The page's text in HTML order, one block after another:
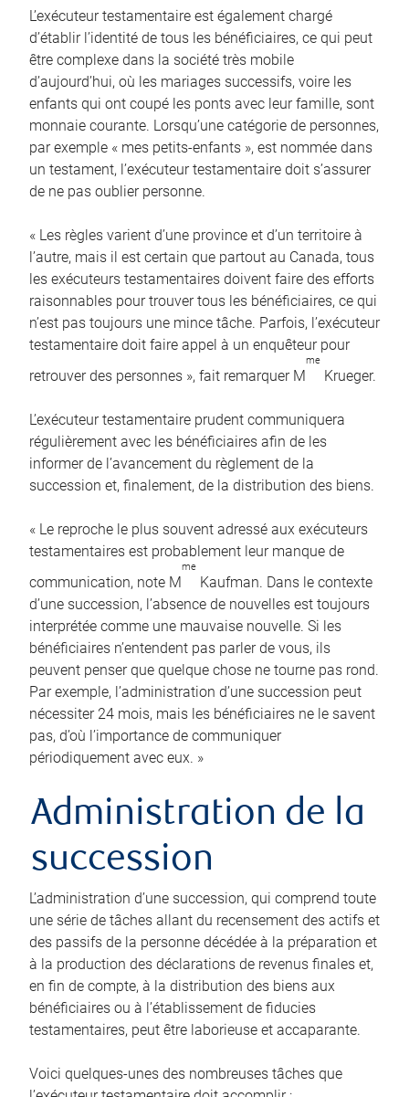
L’exécuteur testamentaire est également chargé
d’établir l’identité de tous les bénéficiaires, ce qui peut
être complexe dans la société très mobile
d’aujourd’hui, où les mariages successifs, voire les
enfants qui ont coupé les ponts avec leur famille, sont
monnaie courante. Lorsqu’une catégorie de personnes,
par exemple « mes petits-enfants », est nommée dans
un testament, l’exécuteur testamentaire doit s’assurer
de ne pas oublier personne.
« Les règles varient d’une province et d’un territoire à
l’autre, mais il est certain que partout au Canada, tous
les exécuteurs testamentaires doivent faire des efforts
raisonnables pour trouver tous les bénéficiaires, ce qui
n’est pas toujours une mince tâche. Parfois, l’exécuteur
testamentaire doit faire appel à un enquêteur pour
retrouver des personnes », fait remarquer M
me
Krueger.
L’exécuteur testamentaire prudent communiquera
régulièrement avec les bénéficiaires afin de les
informer de l’avancement du règlement de la
succession et, finalement, de la distribution des biens.
« Le reproche le plus souvent adressé aux exécuteurs
testamentaires est probablement leur manque de
communication, note M
me
Kaufman. Dans le contexte
d’une succession, l’absence de nouvelles est toujours
interprétée comme une mauvaise nouvelle. Si les
bénéficiaires n’entendent pas parler de vous, ils
peuvent penser que quelque chose ne tourne pas rond.
Par exemple, l’administration d’une succession peut
nécessiter 24 mois, mais les bénéficiaires ne le savent
pas, d’où l’importance de communiquer
périodiquement avec eux. »
Administration de la
succession
L’administration d’une succession, qui comprend toute
une série de tâches allant du recensement des actifs et
des passifs de la personne décédée à la préparation et
à la production des déclarations de revenus finales et,
en fin de compte, à la distribution des biens aux
bénéficiaires ou à l’établissement de fiducies
testamentaires, peut être laborieuse et accaparante.
Voici quelques-unes des nombreuses tâches que